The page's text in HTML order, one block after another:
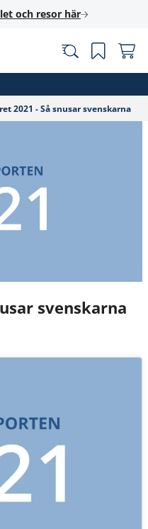
och resor här
2021 - Så snusar svenskarna‎
svenskarna